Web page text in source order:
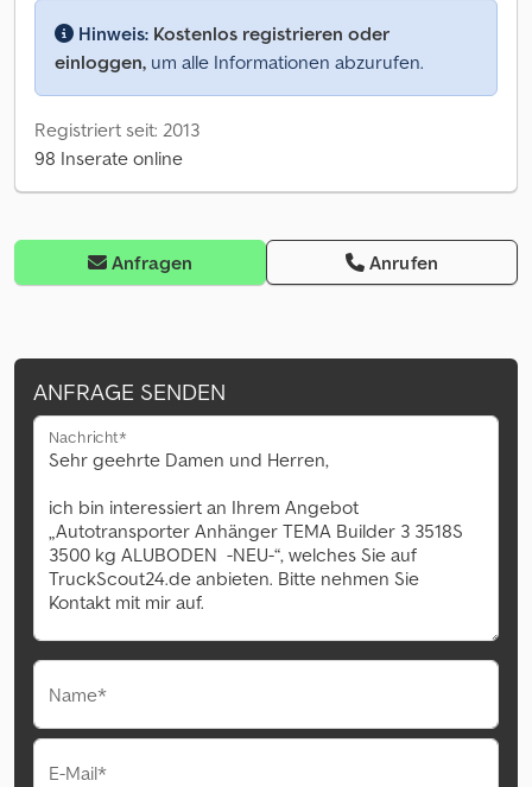
Hinweis: Kostenlos registrieren oder
einloggen, um alle Informationen abzurufen.
Registriert seit: 2013
98 Inserate online
Anfragen Anrufen
ANFRAGE SENDEN
Nachricht*
Name*
E-Mail*